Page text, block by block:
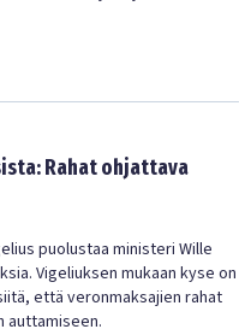
Rahat ohjattava
puolustaa ministeri Wille
Vigeliuksen mukaan kyse on
että veronmaksajien rahat
auttamiseen.